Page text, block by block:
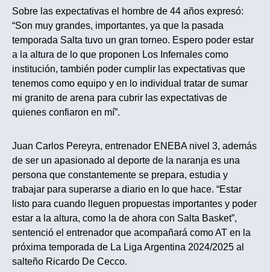
Sobre las expectativas el hombre de 44 años expresó:
“Son muy grandes, importantes, ya que la pasada
temporada Salta tuvo un gran torneo. Espero poder estar
a la altura de lo que proponen Los Infernales como
institución, también poder cumplir las expectativas que
tenemos como equipo y en lo individual tratar de sumar
mi granito de arena para cubrir las expectativas de
quienes confiaron en mí”.
Juan Carlos Pereyra, entrenador ENEBA nivel 3, además
de ser un apasionado al deporte de la naranja es una
persona que constantemente se prepara, estudia y
trabajar para superarse a diario en lo que hace. “Estar
listo para cuando lleguen propuestas importantes y poder
estar a la altura, como la de ahora con Salta Basket”,
sentenció el entrenador que acompañará como AT en la
próxima temporada de La Liga Argentina 2024/2025 al
salteño Ricardo De Cecco.